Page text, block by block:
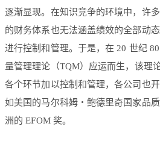
逐渐显现。在知识竞争的环境中，许
的财务体系也无法涵盖绩效的全部动
进行控制和管理。于是，在 20 世纪
量管理理论（TQM）应运而生，该理
各个环节加以控制和管理，各公司也
如美国的马尔科姆・鲍德里奇国家品
洲的 EFOM 奖。